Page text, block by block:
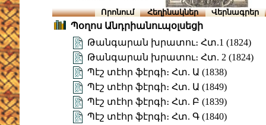
Որոնում Հեղինակներ Վերնագրեր
Պօղոս Անդրիանուպօլսեցի
Թանգարան խրատու։ Հտ.1 (1824)
Թանգարան խրատու։ Հտ. 2 (1824)
Պէշ տէհր ֆէրգի։ Հտ. Ա (1838)
Պէշ տէհր ֆէրգի։ Հտ. Ա (1849)
Պէշ տէհր ֆէրգի։ Հտ. Բ (1839)
Պէշ տէհր ֆէրգի։ Հտ. Գ (1840)